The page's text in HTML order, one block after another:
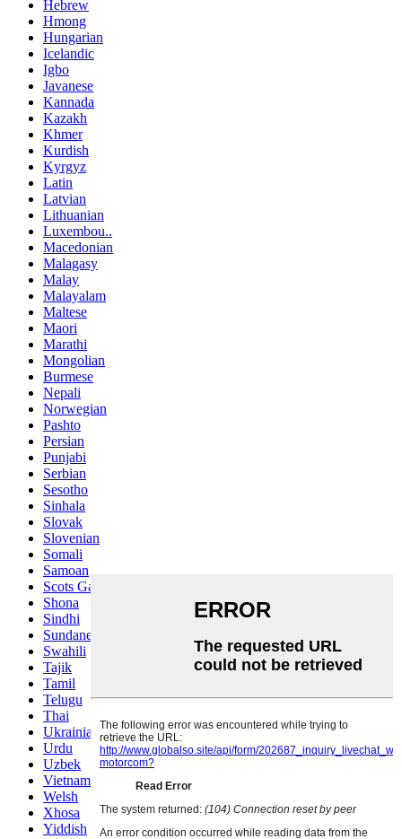
Hebrew
Hmong
Hungarian
Icelandic
Igbo
Javanese
Kannada
Kazakh
Khmer
Kurdish
Kyrgyz
Latin
Latvian
Lithuanian
Luxembou..
Macedonian
Malagasy
Malay
Malayalam
Maltese
Maori
Marathi
Mongolian
Burmese
Nepali
Norwegian
Pashto
Persian
Punjabi
Serbian
Sesotho
Sinhala
Slovak
Slovenian
Somali
Samoan
Scots Gaelic
Shona
Sindhi
Sundanese
Swahili
Tajik
Tamil
Telugu
Thai
Ukrainian
Urdu
Uzbek
Vietnamese
Welsh
Xhosa
Yiddish